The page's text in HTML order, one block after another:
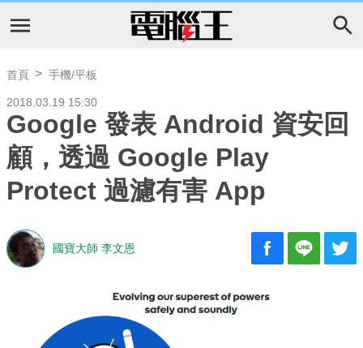
首頁 手機/平板
2018.03.19 15:30
Google 發表 Android 資安回
顧，透過 Google Play
Protect 過濾有害 App
國寶大師 李文恩